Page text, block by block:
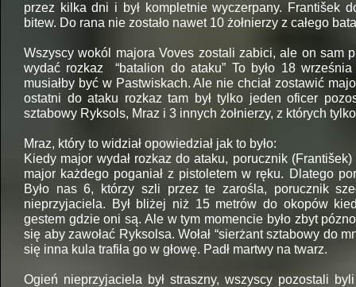
przez kilka dni i był kompletnie wyczerpany. František
bitew. Do rana nie zostało nawet 10 żołnierzy z całego
Wszyscy wokól majora Voves zostali zabici, ale on sam
wydać rozkaz “batalion do ataku” To było 18
musiałby być w Pastwiskach. Ale nie chciał zostawić
ostatni do ataku rozkaz tam był tylko jeden oficer
sztabowy Ryksols, Mraz i 3 innych żołnierzy, z których
Mraz, który to widział opowiedział jak to było:
Kiedy major wydał rozkaz do ataku, porucznik
major każdego poganiał z pistoletem w ręku. Dlatego
Było nas 6, którzy szli przez te zarośla, porucznik
nieprzyjaciela. Był bliżej niż 15 metrów do okopów
gestem gdzie oni są. Ale w tym momencie było zbyt
się aby zawołać Ryksolsa. Wołał “sierżant sztabowy do
się inna kula trafiła go w głowę. Padł martwy na twarz.
Ogień nieprzyjaciela był straszny, wszyscy pozostali